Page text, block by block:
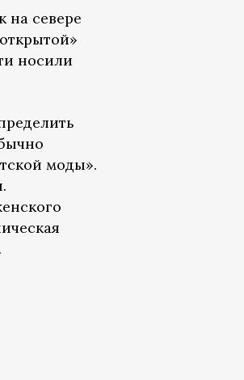
на севере
носили
моды».